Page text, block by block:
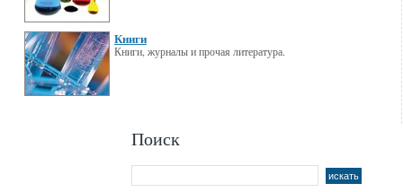
Книги
Книги, журналы и прочая литература.
Поиск